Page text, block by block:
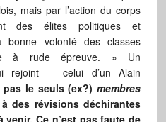
mais par l’action du corps
des élites politiques et
volonté des classes
à rude épreuve. » Un
rejoint celui d’un Alain
pas le seuls (ex?)membres
des révisions déchirantes